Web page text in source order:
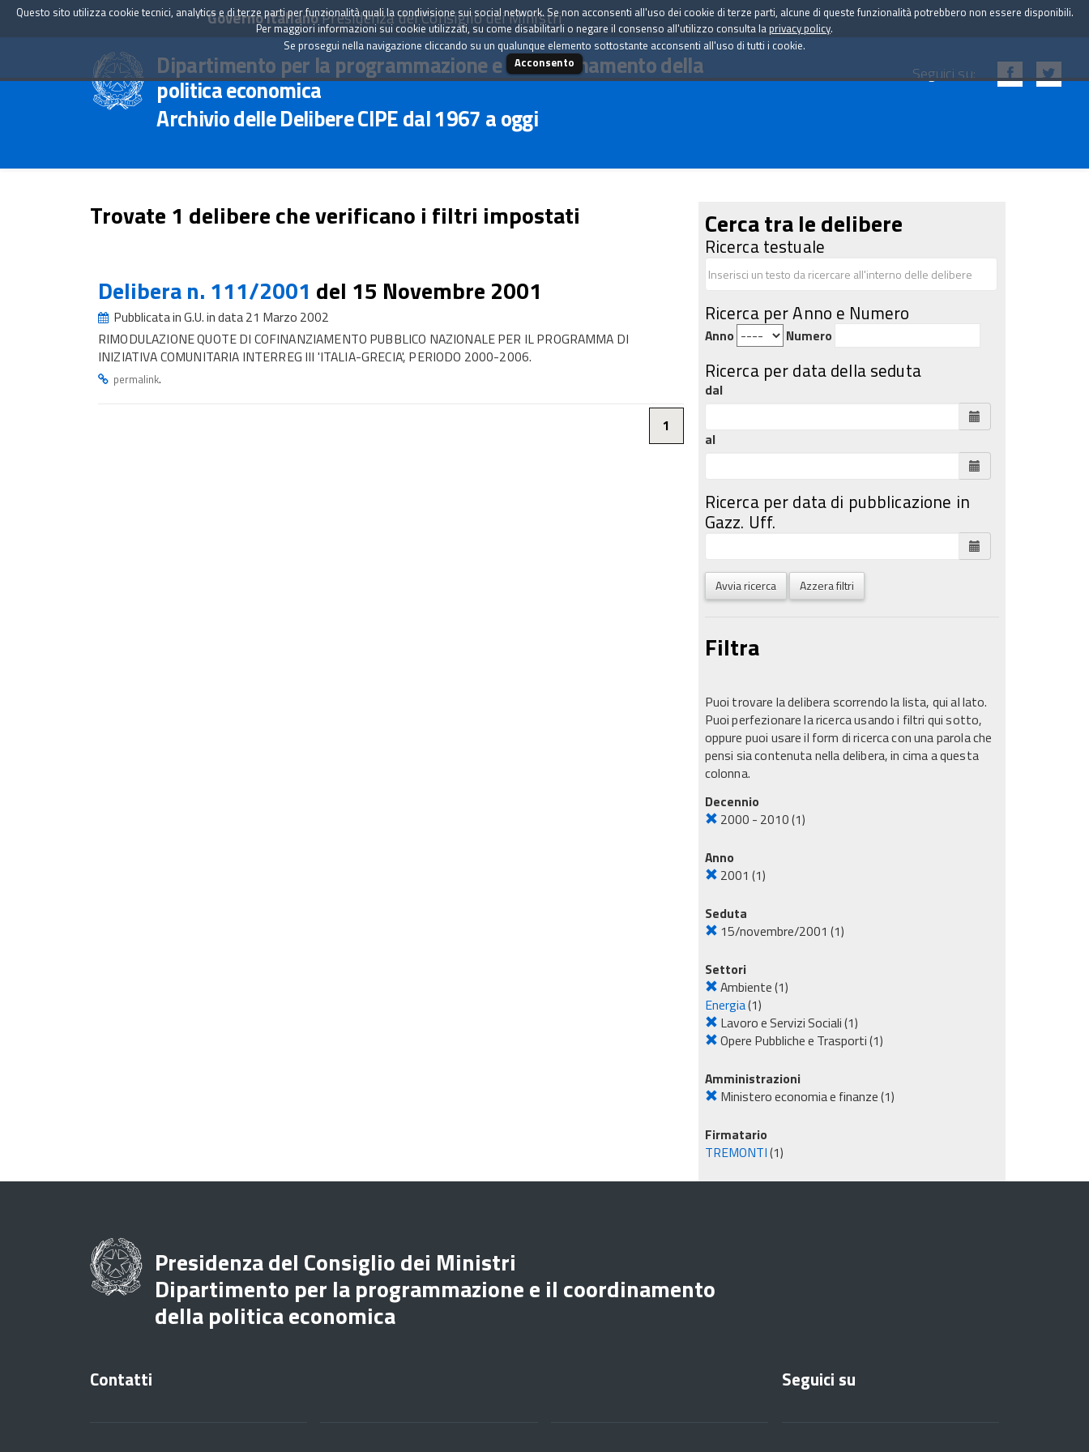
Governo ItalianoPresidenza del Consiglio dei Ministri
Dipartimento per la programmazione e il coordinamento della
politica economica
Archivio delle Delibere CIPE dal 1967 a oggi
Seguici su:
Trovate 1 delibere che verificano i filtri impostati
Delibera n. 111/2001 del 15 Novembre 2001
Pubblicata in G.U. in data 21 Marzo 2002
RIMODULAZIONE QUOTE DI COFINANZIAMENTO PUBBLICO NAZIONALE PER IL PROGRAMMA DI
INIZIATIVA COMUNITARIA INTERREG III 'ITALIA-GRECIA', PERIODO 2000-2006.
permalink.
1
Cerca tra le delibere
Ricerca testuale
Ricerca per Anno e Numero
Anno Numero
Ricerca per data della seduta
dal
al
Ricerca per data di pubblicazione in
Gazz. Uff.
Avvia ricerca Azzera filtri
Filtra
Puoi trovare la delibera scorrendo la lista, qui al lato.
Puoi perfezionare la ricerca usando i filtri qui sotto,
oppure puoi usare il form di ricerca con una parola che
pensi sia contenuta nella delibera, in cima a questa
colonna.
Decennio
2000 - 2010(1)
Anno
2001 (1)
Seduta
15/novembre/2001 (1)
Settori
Ambiente(1)
Energia(1)
Lavoro e Servizi Sociali(1)
Opere Pubbliche e Trasporti(1)
Amministrazioni
Ministero economia e finanze(1)
Firmatario
TREMONTI(1)
Questo sito utilizza cookie tecnici, analytics e di terze parti per funzionalità quali la condivisione sui social network. Se non acconsenti all'uso dei cookie di terze parti, alcune di queste funzionalità potrebbero non essere disponibili.
Per maggiori informazioni sui cookie utilizzati, su come disabilitarli o negare il consenso all'utilizzo consulta la privacy policy.
Se prosegui nella navigazione cliccando su un qualunque elemento sottostante acconsenti all'uso di tutti i cookie.
Acconsento
Presidenza del Consiglio dei Ministri
Dipartimento per la programmazione e il coordinamento
della politica economica
Contatti Seguici su